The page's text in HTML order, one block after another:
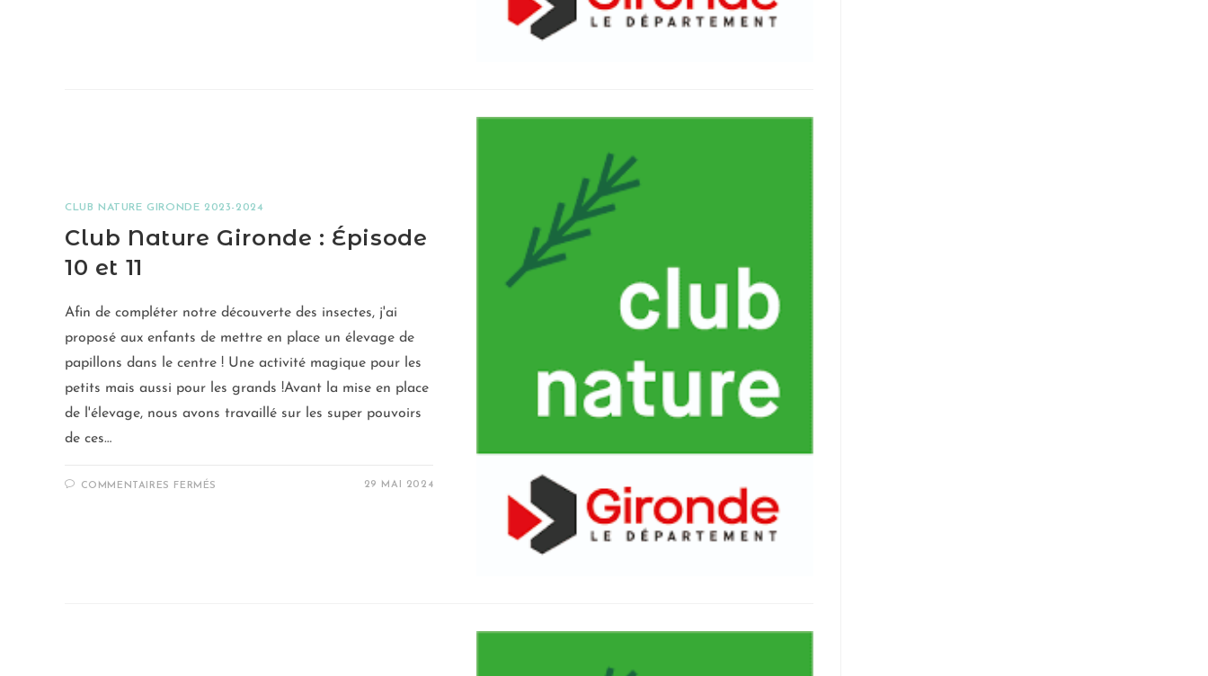
CLUB NATURE GIRONDE 2023-2024
Club Nature Gironde : Épisode
10 et 11
Afin de compléter notre découverte des insectes, j'ai
proposé aux enfants de mettre en place un élevage de
papillons dans le centre ! Une activité magique pour les
petits mais aussi pour les grands !Avant la mise en place
de l'élevage, nous avons travaillé sur les super pouvoirs
de ces…
COMMENTAIRES FERMÉS 29 MAI 2024